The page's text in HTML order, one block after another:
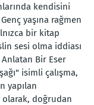
kendisini
yaşına rağmen
bir kitap
sesi olma iddiası
Anlatan Bir Eser
isimli çalışma,
yapılan
doğrudan